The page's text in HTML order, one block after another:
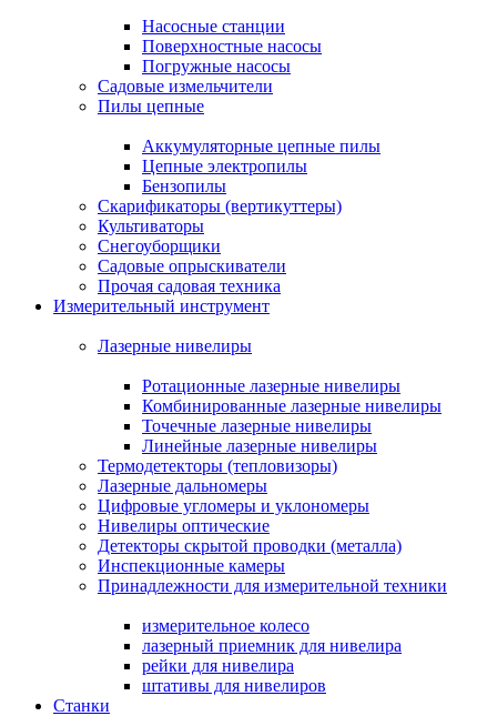
Насосные станции
Поверхностные насосы
Погружные насосы
Садовые измельчители
Пилы цепные
Аккумуляторные цепные пилы
Цепные электропилы
Бензопилы
Скарификаторы (вертикуттеры)
Культиваторы
Снегоуборщики
Садовые опрыскиватели
Прочая садовая техника
Измерительный инструмент
Лазерные нивелиры
Ротационные лазерные нивелиры
Комбинированные лазерные нивелиры
Точечные лазерные нивелиры
Линейные лазерные нивелиры
Термодетекторы (тепловизоры)
Лазерные дальномеры
Цифровые угломеры и уклономеры
Нивелиры оптические
Детекторы скрытой проводки (металла)
Инспекционные камеры
Принадлежности для измерительной техники
измерительное колесо
лазерный приемник для нивелира
рейки для нивелира
штативы для нивелиров
Станки